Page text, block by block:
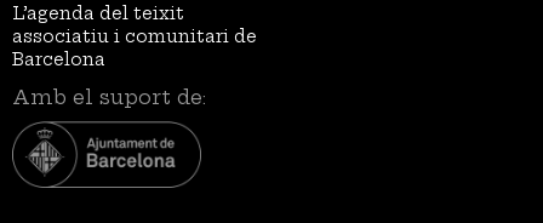
L’agenda del teixit
associatiu i comunitari de
Barcelona
Amb el suport de: